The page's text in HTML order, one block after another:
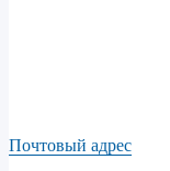
Почтовый адрес